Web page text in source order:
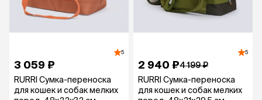
5
3 059 ₽
RURRI Сумка-переноска
для кошек и собак мелких
5
2 940 ₽4 199 ₽
RURRI Сумка-переноска
для кошек и собак мелких